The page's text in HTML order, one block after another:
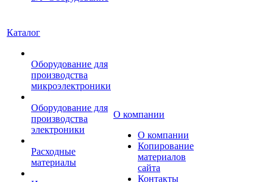
Каталог
Оборудование для
производства
микроэлектроники
Оборудование для
производства
электроники
Расходные
материалы
О компании
О компании
Копирование
материалов
сайта
Контакты